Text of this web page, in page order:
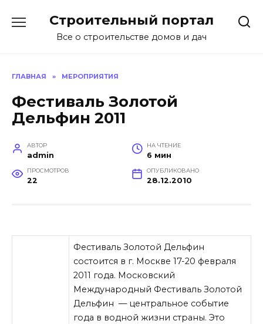
содержанию
Строительный портал
Все о строительстве домов и дач
ГЛАВНАЯ » МЕРОПРИЯТИЯ
Фестиваль Золотой
Дельфин 2011
АВТОР
admin
НА ЧТЕНИЕ
6 мин
ПРОСМОТРОВ
22
ОПУБЛИКОВАНО
28.12.2010
Фестиваль Золотой Дельфин
состоится в г. Москве 17-20 февраля
2011 года. Московский
Международный Фестиваль Золотой
Дельфин — центральное событие
года в водной жизни страны. Это